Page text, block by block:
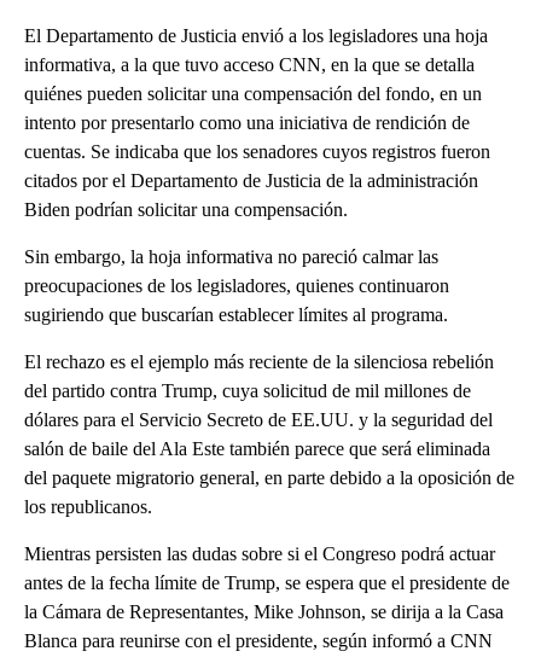
El Departamento de Justicia envió a los legisladores una hoja
informativa, a la que tuvo acceso CNN, en la que se detalla
quiénes pueden solicitar una compensación del fondo, en un
intento por presentarlo como una iniciativa de rendición de
cuentas. Se indicaba que los senadores cuyos registros fueron
citados por el Departamento de Justicia de la administración
Biden podrían solicitar una compensación.
Sin embargo, la hoja informativa no pareció calmar las
preocupaciones de los legisladores, quienes continuaron
sugiriendo que buscarían establecer límites al programa.
El rechazo es el ejemplo más reciente de la silenciosa rebelión
del partido contra Trump, cuya solicitud de mil millones de
dólares para el Servicio Secreto de EE.UU. y la seguridad del
salón de baile del Ala Este también parece que será eliminada
del paquete migratorio general, en parte debido a la oposición de
los republicanos.
Mientras persisten las dudas sobre si el Congreso podrá actuar
antes de la fecha límite de Trump, se espera que el presidente de
la Cámara de Representantes, Mike Johnson, se dirija a la Casa
Blanca para reunirse con el presidente, según informó a CNN